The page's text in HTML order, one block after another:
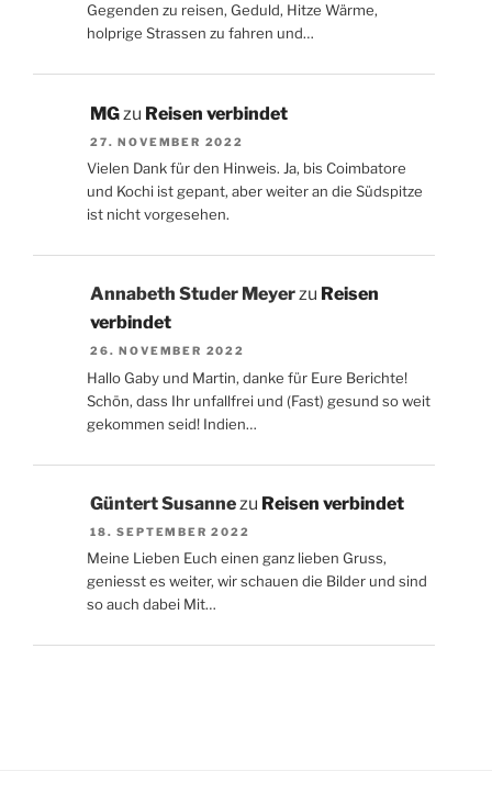
Gegenden zu reisen, Geduld, Hitze Wärme,
holprige Strassen zu fahren und…
MG zu Reisen verbindet
27. NOVEMBER 2022
Vielen Dank für den Hinweis. Ja, bis Coimbatore
und Kochi ist gepant, aber weiter an die Südspitze
ist nicht vorgesehen.
Annabeth Studer Meyerzu Reisen
verbindet
26. NOVEMBER 2022
Hallo Gaby und Martin, danke für Eure Berichte!
Schön, dass Ihr unfallfrei und (Fast) gesund so weit
gekommen seid! Indien…
Güntert Susannezu Reisen verbindet
18. SEPTEMBER 2022
Meine Lieben Euch einen ganz lieben Gruss,
geniesst es weiter, wir schauen die Bilder und sind
so auch dabei Mit…